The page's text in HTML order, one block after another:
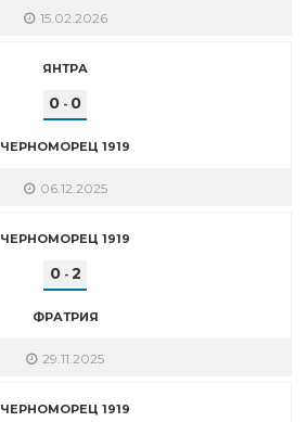
15.02.2026
ЯНТРА
0 - 0
ЧЕРНОМОРЕЦ 1919
06.12.2025
ЧЕРНОМОРЕЦ 1919
0- 2
ФРАТРИЯ
29.11.2025
ЧЕРНОМОРЕЦ 1919